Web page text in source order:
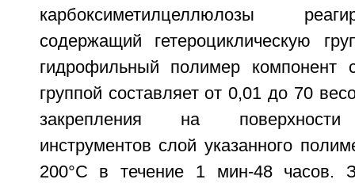
карбоксиметилцеллюлозы
содержащий гетероциклическую
гидрофильный полимер компонент с
группой составляет от 0,01 до 70
закрепления на поверхности
инструментов слой указанного
200°С в течение 1 мин-48 часов.